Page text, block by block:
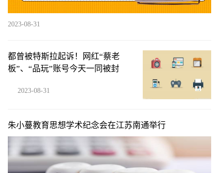
2023-08-31
都曾被特斯拉起诉！网红“蔡老
板”、“品玩”账号今天一同被封
2023-08-31
朱小蔓教育思想学术纪念会在江苏南通举行